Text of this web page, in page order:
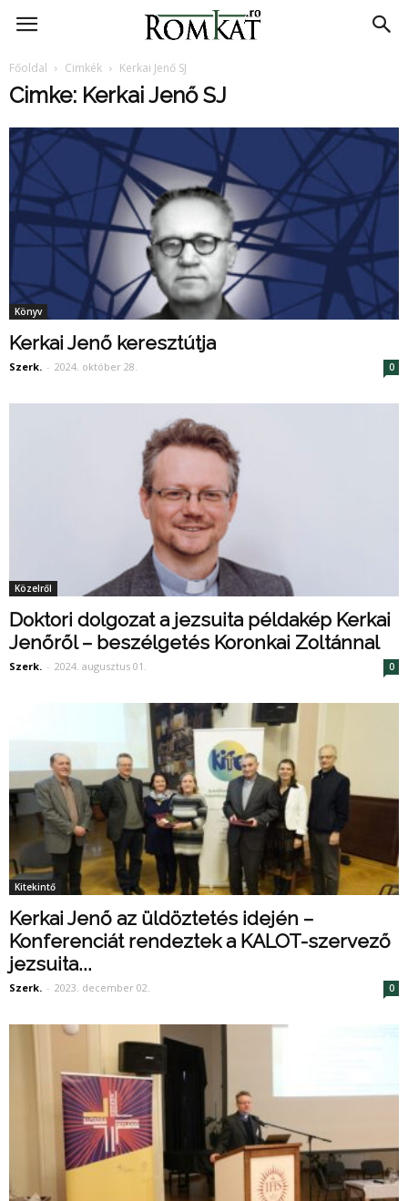
RomKat.ro
Főoldal Cimkék Kerkai Jenő SJ
Cimke: Kerkai Jenő SJ
Könyv
Kerkai Jenő keresztútja
Szerk. - 2024. október 28. 0
Közelről
Doktori dolgozat a jezsuita példakép Kerkai
Jenőről – beszélgetés Koronkai Zoltánnal
Szerk. - 2024. augusztus 01. 0
Kitekintő
Kerkai Jenő az üldöztetés idején –
Konferenciát rendeztek a KALOT-szervező
jezsuita...
Szerk. - 2023. december 02. 0